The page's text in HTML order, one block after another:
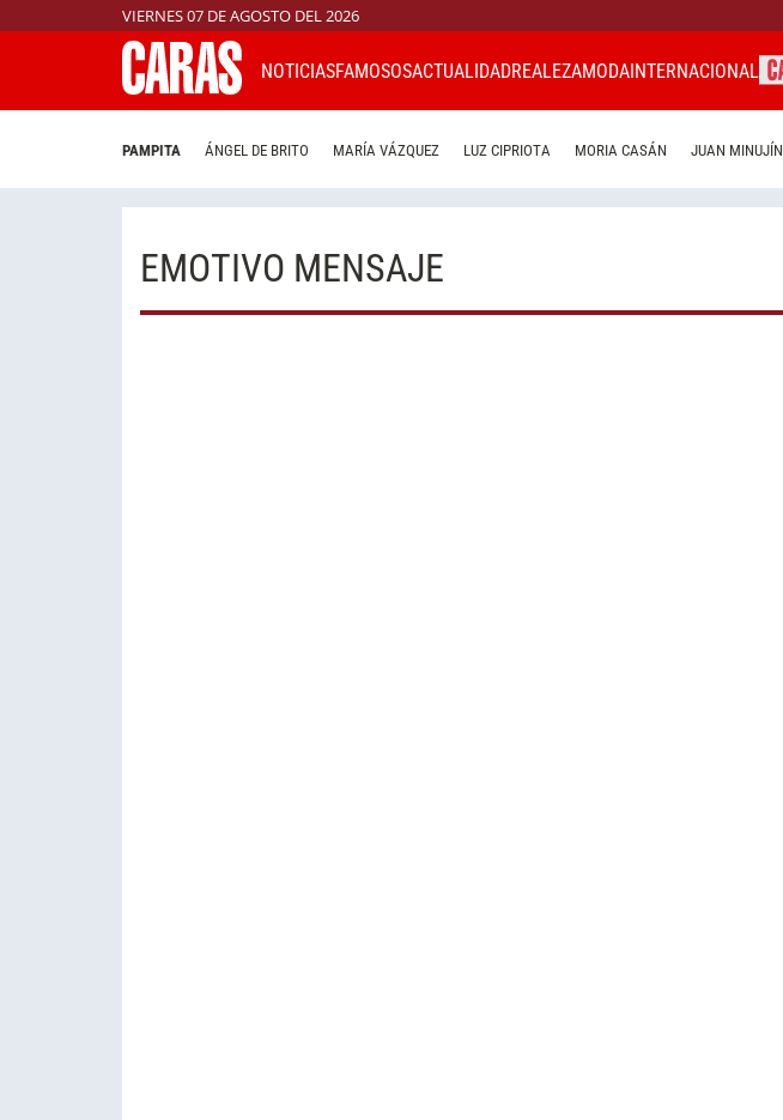
VIERNES 07 DE AGOSTO DEL 2026
NOTICIASFAMOSOSACTUALIDADREALEZAMODAINTERNACIONAL
PAMPITA ÁNGEL DE BRITO MARÍA VÁZQUEZ LUZ CIPRIOTA MORIA CASÁN JUAN MINUJÍN
EMOTIVO MENSAJE